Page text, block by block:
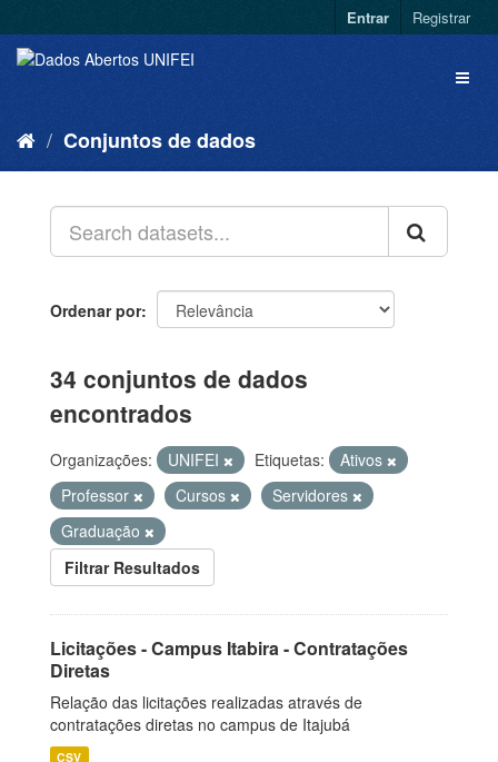
Entrar Registrar
Conjuntos de dados
Ordenar por
34 conjuntos de dados
encontrados
Organizações: UNIFEI Etiquetas:
Ativos
Professor
Cursos
Servidores
Graduação
Filtrar Resultados
Licitações - Campus Itabira - Contratações
Diretas
Relação das licitações realizadas através de
contratações diretas no campus de Itajubá
CSV